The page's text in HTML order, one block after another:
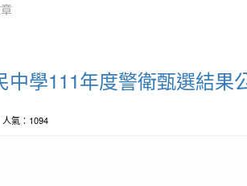
中學111年度警衛甄選結果
氣：1094